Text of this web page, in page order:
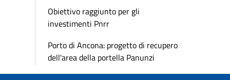
Obiettivo raggiunto per gli
investimenti Pnrr
Porto di Ancona: progetto di recupero
dell'area della portella Panunzi